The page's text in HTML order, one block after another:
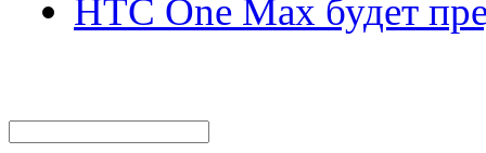
HTC One Max будет